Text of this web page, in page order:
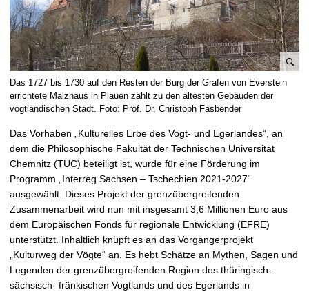
B
i
l
v
e
r
g
r
ö
ß
e
r
n
Das 1727 bis 1730 auf den Resten der Burg der Grafen von Everstein
errichtete Malzhaus in Plauen zählt zu den ältesten Gebäuden der
vogtländischen Stadt. Foto: Prof. Dr. Christoph Fasbender
Das Vorhaben „Kulturelles Erbe des Vogt- und Egerlandes“, an
dem die Philosophische Fakultät der Technischen Universität
Chemnitz (TUC) beteiligt ist, wurde für eine Förderung im
Programm „Interreg Sachsen – Tschechien 2021-2027“
ausgewählt. Dieses Projekt der grenzübergreifenden
Zusammenarbeit wird nun mit insgesamt 3,6 Millionen Euro aus
dem Europäischen Fonds für regionale Entwicklung (EFRE)
unterstützt. Inhaltlich knüpft es an das Vorgängerprojekt
„Kulturweg der Vögte“ an. Es hebt Schätze an Mythen, Sagen und
Legenden der grenzübergreifenden Region des thüringisch-
sächsisch- fränkischen Vogtlands und des Egerlands in